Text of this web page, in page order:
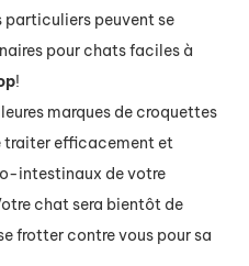
particuliers peuvent se
pour chats faciles à
!
marques de croquettes
traiter efficacement et
intestinaux de votre
chat sera bientôt de
frotter contre vous pour sa